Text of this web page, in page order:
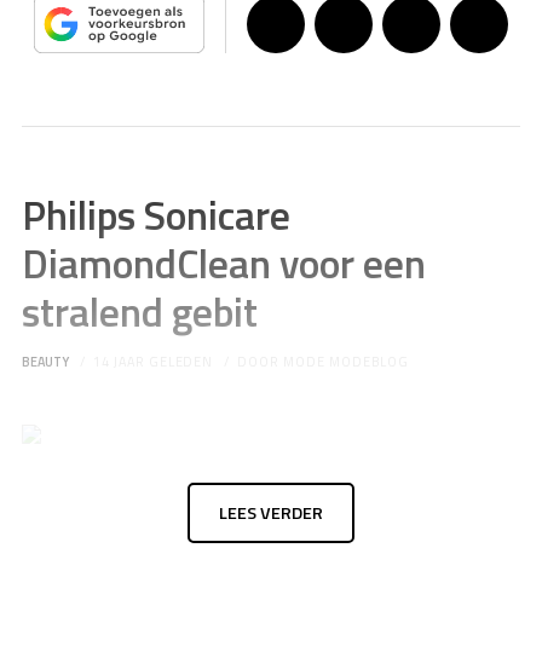
Philips Sonicare
DiamondClean voor een
stralend gebit
BEAUTY
LEES VERDER